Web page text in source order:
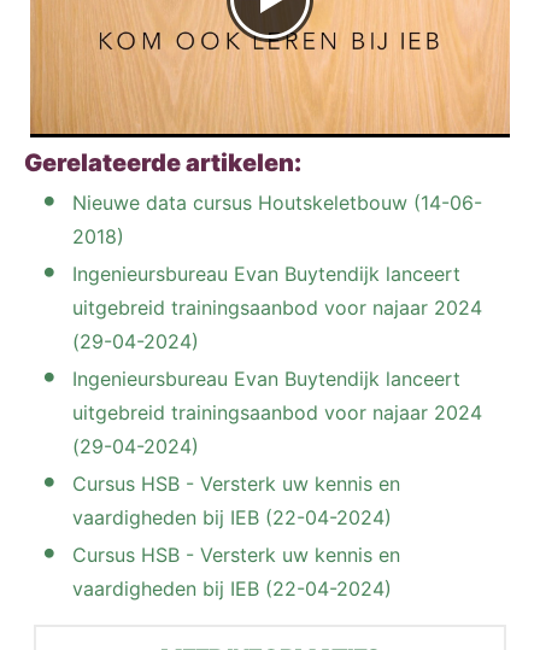
Gerelateerde artikelen:
Nieuwe data cursus Houtskeletbouw (14-06-
2018)
Ingenieursbureau Evan Buytendijk lanceert
uitgebreid trainingsaanbod voor najaar 2024
(29-04-2024)
Ingenieursbureau Evan Buytendijk lanceert
uitgebreid trainingsaanbod voor najaar 2024
(29-04-2024)
Cursus HSB - Versterk uw kennis en
vaardigheden bij IEB (22-04-2024)
Cursus HSB - Versterk uw kennis en
vaardigheden bij IEB (22-04-2024)